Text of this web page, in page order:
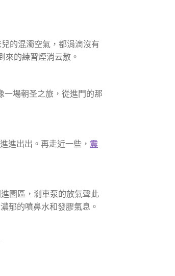
的混濁空氣，都涓滴沒有
來的練習煙消云散。
一場朝圣之旅，從進門的那
進出出。再走近一些， 震
園區，剎車泵的放氣聲此
郁的噴鼻水和發膠氣息。